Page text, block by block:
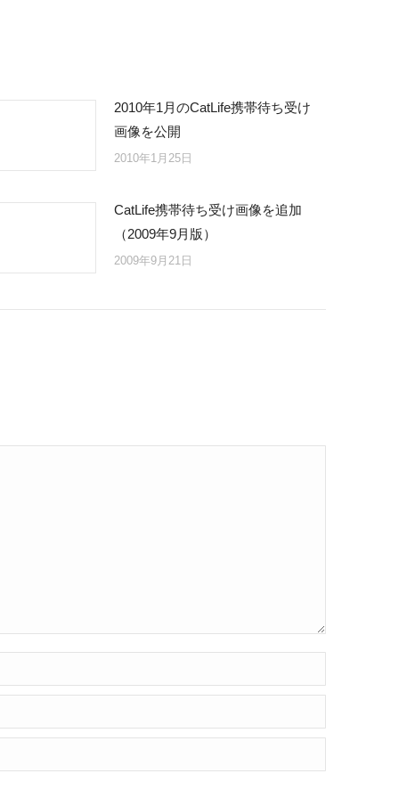
2010年1月のCatLife携帯待ち受け
画像を公開
2010年1月25日
CatLife携帯待ち受け画像を追加
（2009年9月版）
2009年9月21日